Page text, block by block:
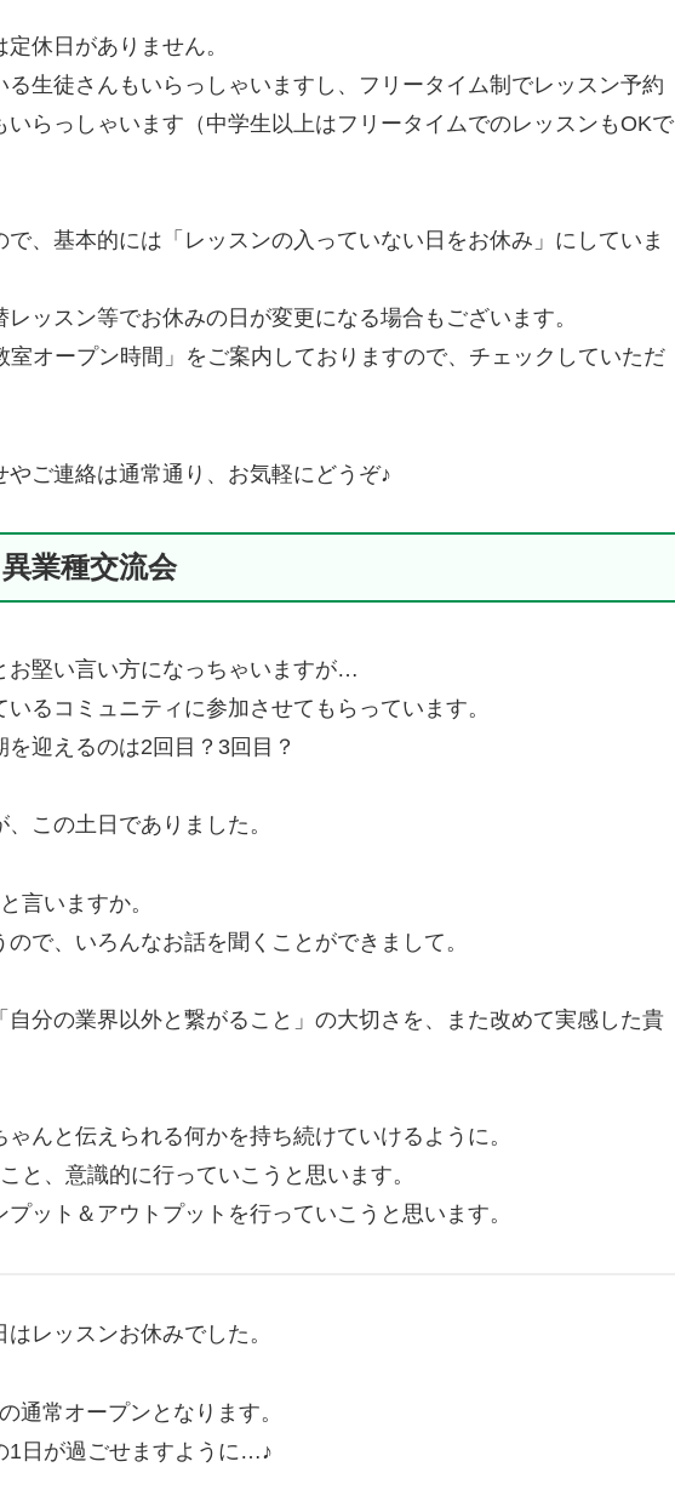
休日がありません。
生徒さんもいらっしゃいますし、フリータイム制でレッスン予約
らっしゃいます（中学生以上はフリータイムでのレッスンもOKで
、基本的には「レッスンの入っていない日をお休み」にしていま
ッスン等でお休みの日が変更になる場合もございます。
オープン時間」をご案内しておりますので、チェックしていただ
ご連絡は通常通り、お気軽にどうぞ♪
業種交流会
お堅い言い方になっちゃいますが…
るコミュニティに参加させてもらっています。
迎えるのは2回目？3回目？
この土日でありました。
言いますか。
で、いろんなお話を聞くことができまして。
自分の業界以外と繋がること」の大切さを、また改めて実感した貴
んと伝えられる何かを持ち続けていけるように。
と、意識的に行っていこうと思います。
ット＆アウトプットを行っていこうと思います。
レッスンお休みでした。
通常オープンとなります。
1日が過ごせますように…♪